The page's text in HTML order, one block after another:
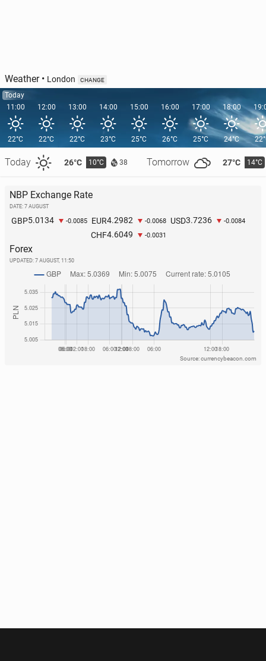
Weather• London CHANGE
Today
11:00
22°C
Today 26°C 10°C 38 Tomorrow 27°C 14°C
12:00
22°C
13:00
22°C
14:00
23°C
15:00
25°C
16:00
26°C
17:00
25°C
18:00
24°C
NBP Exchange Rate
DATE: 7 AUGUST
GBP5.0134 -0.0085 EUR4.2982 -0.0068 USD3.7236 -0.0084
CHF4.6049 -0.0031
Forex
UPDATED: 7 AUGUST, 11:50
Source: currencybeacon.com